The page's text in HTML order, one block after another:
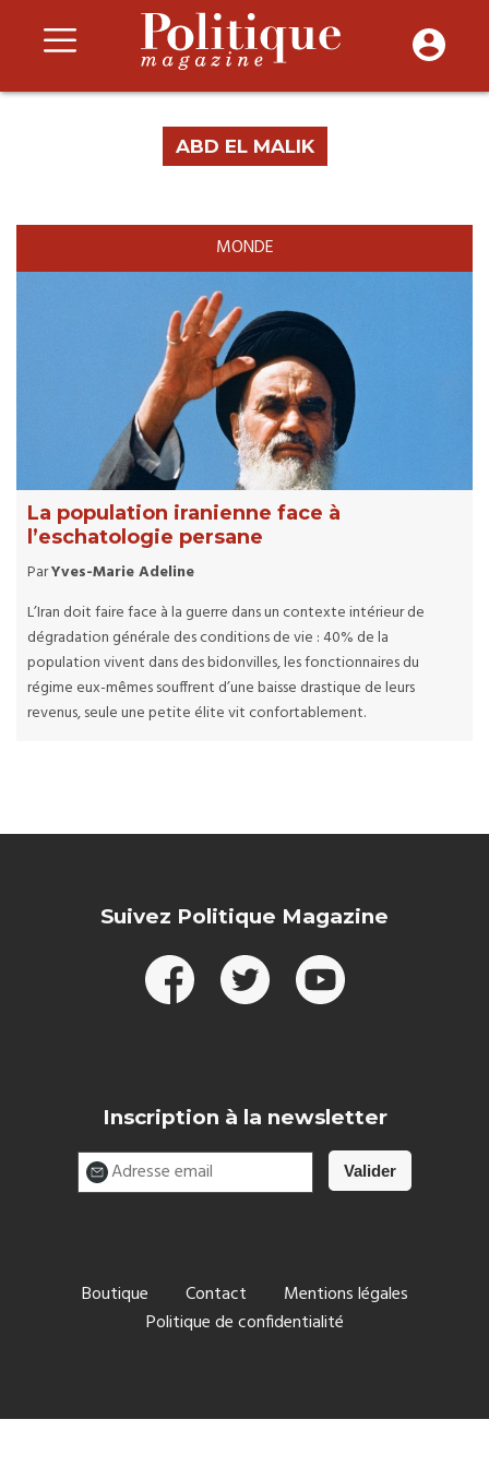
ABD EL MALIK
MONDE
La population iranienne face à
l’eschatologie persane
ParYves-Marie Adeline
L’Iran doit faire face à la guerre dans un contexte intérieur de
dégradation générale des conditions de vie : 40% de la
population vivent dans des bidonvilles, les fonctionnaires du
régime eux-mêmes souffrent d’une baisse drastique de leurs
revenus, seule une petite élite vit confortablement.
Suivez Politique Magazine
Inscription à la newsletter
Boutique Contact
Mentions légales
Politique de confidentialité